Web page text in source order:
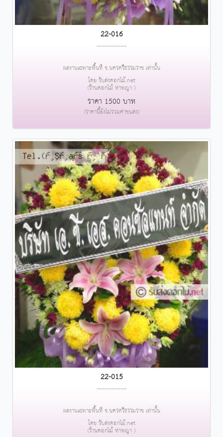
22-016
....................
ผลงานเฉพาะพื้นที่ จ.นครศรีธรรมราช เท่านั้น
โดย รับส่งดอกไม้.net
(ร้านดอกไม้ ท่าพญา )
ราคา 1500 บาท
(ราคานี้ยังไม่รวมค่าขนส่ง)
22-015
....................
ผลงานเฉพาะพื้นที่ จ.นครศรีธรรมราช เท่านั้น
โดย รับส่งดอกไม้.net
(ร้านดอกไม้ ท่าพญา )